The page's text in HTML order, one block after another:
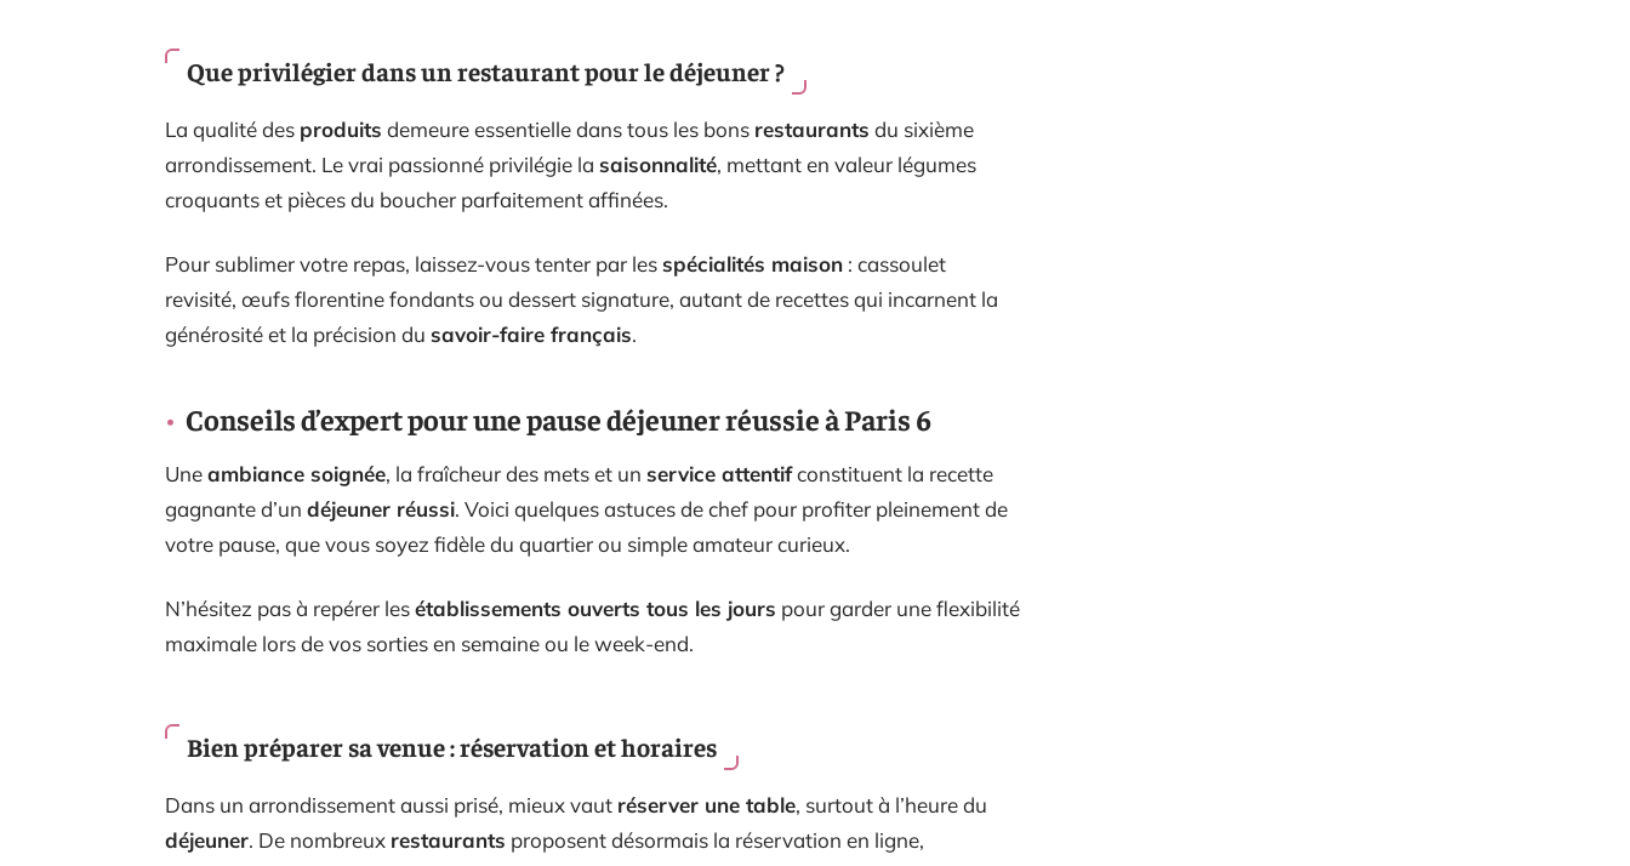
Que privilégier dans un restaurant pour le déjeuner ?
La qualité des produits demeure essentielle dans tous les bons restaurants du sixième
arrondissement. Le vrai passionné privilégie la saisonnalité, mettant en valeur légumes
croquants et pièces du boucher parfaitement affinées.
Pour sublimer votre repas, laissez-vous tenter par lesspécialités maison : cassoulet
revisité, œufs florentine fondants ou dessert signature, autant de recettes qui incarnent la
générosité et la précision du savoir-faire français.
Conseils d’expert pour une pause déjeuner réussie à Paris 6
Uneambiance soignée, la fraîcheur des mets et un service attentifconstituent la recette
gagnante d’un déjeuner réussi. Voici quelques astuces de chef pour profiter pleinement de
votre pause, que vous soyez fidèle du quartier ou simple amateur curieux.
N’hésitez pas à repérer lesétablissements ouverts tous les jours pour garder une flexibilité
maximale lors de vos sorties en semaine ou le week-end.
Bien préparer sa venue : réservation et horaires
Dans un arrondissement aussi prisé, mieux vaut réserver une table, surtout à l’heure du
déjeuner. De nombreux restaurants proposent désormais la réservation en ligne,